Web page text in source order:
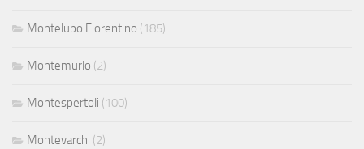
Montelupo Fiorentino (185)
Montemurlo (2)
Montespertoli (100)
Montevarchi (2)